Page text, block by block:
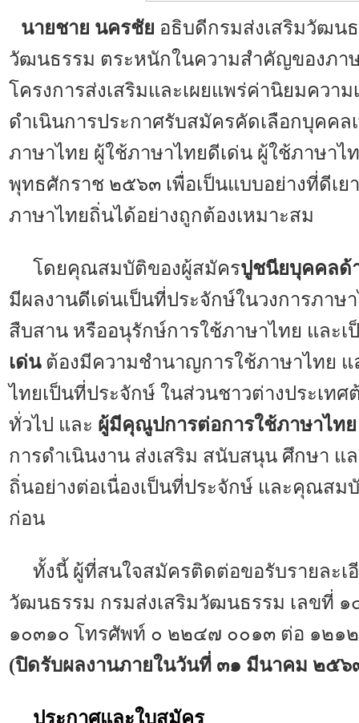
นายชาย นครชัย อธิบดีกรมส่งเสริมวัฒน
วัฒนธรรม ตระหนักในความสำคัญของภา
โครงการส่งเสริมและเผยแพร่ค่านิยมควา
ดำเนินการประกาศรับสมัครคัดเลือกบุคค
ภาษาไทย ผู้ใช้ภาษาไทยดีเด่น ผู้ใช้ภาษา
พุทธศักราช ๒๕๖๓ เพื่อเป็นแบบอย่างที่ดีเ
ภาษาไทยถิ่นได้อย่างถูกต้องเหมาะสม
โดยคุณสมบัติของผู้สมัครปูชนียบุคคลด้
มีผลงานดีเด่นเป็นที่ประจักษ์ในวงการภา
สืบสาน หรืออนุรักษ์การใช้ภาษาไทย และเ
เด่นต้องมีความชำนาญการใช้ภาษาไทย แ
ไทยเป็นที่ประจักษ์ ในส่วนชาวต่างประเท
ทั่วไป และ ผู้มีคุณูปการต่อการใช้ภาษาไทย
การดำเนินงาน ส่งเสริม สนับสนุน ศึกษา
ถิ่นอย่างต่อเนื่องเป็นที่ประจักษ์ และคุณส
ก่อน
ทั้งนี้ ผู้ที่สนใจสมัครติดต่อขอรับรายละเ
วัฒนธรรม กรมส่งเสริมวัฒนธรรม เลขที่ ๑
๑๐๓๑๐ โทรศัพท์ ๐ ๒๒๔๗ ๐๐๑๓ ต่อ ๑๒๑
(ปิดรับผลงานภายในวันที่ ๓๑ มีนาคม ๒๕๖
ประกาศและใบสมัคร